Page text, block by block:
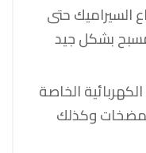
السيراميك حتى
بشكل جيد
الخاصة
وكذلك